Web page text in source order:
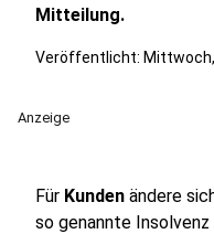
Mitteilung.
Veröffentlicht:
Anzeige
Für Kunden ändere
so genannte